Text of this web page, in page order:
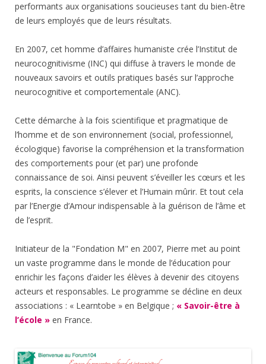
performants aux organisations soucieuses tant du bien-être
de leurs employés que de leurs résultats.
En 2007, cet homme d’affaires humaniste crée l’Institut de
neurocognitivisme (INC) qui diffuse à travers le monde de
nouveaux savoirs et outils pratiques basés sur l’approche
neurocognitive et comportementale (ANC).
Cette démarche à la fois scientifique et pragmatique de
l’homme et de son environnement (social, professionnel,
écologique) favorise la compréhension et la transformation
des comportements pour (et par) une profonde
connaissance de soi. Ainsi peuvent s’éveiller les cœurs et les
esprits, la conscience s’élever et l’Humain mûrir. Et tout cela
par l’Energie d’Amour indispensable à la guérison de l’âme et
de l’esprit.
Initiateur de la "Fondation M" en 2007, Pierre met au point
un vaste programme dans le monde de l’éducation pour
enrichir les façons d’aider les élèves à devenir des citoyens
acteurs et responsables. Le programme se décline en deux
associations : « Learntobe » en Belgique ; « Savoir-être à
l’école » en France.